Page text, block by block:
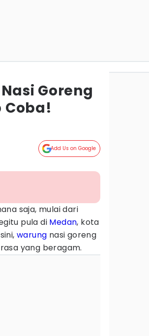
Goreng
Coba!
Add Us on Google
saja, mulai dari
pula di Medan, kota
warung nasi goreng
yang beragam.